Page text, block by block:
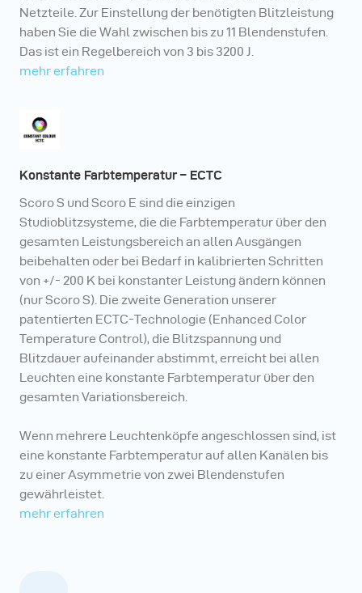
Netzteile. Zur Einstellung der benötigten Blitzleistung
haben Sie die Wahl zwischen bis zu 11 Blendenstufen.
Das ist ein Regelbereich von 3 bis 3200 J.
mehr erfahren
Konstante Farbtemperatur – ECTC
Scoro S und Scoro E sind die einzigen
Studioblitzsysteme, die die Farbtemperatur über den
gesamten Leistungsbereich an allen Ausgängen
beibehalten oder bei Bedarf in kalibrierten Schritten
von +/- 200 K bei konstanter Leistung ändern können
(nur Scoro S). Die zweite Generation unserer
patentierten ECTC-Technologie (Enhanced Color
Temperature Control), die Blitzspannung und
Blitzdauer aufeinander abstimmt, erreicht bei allen
Leuchten eine konstante Farbtemperatur über den
gesamten Variationsbereich.
Wenn mehrere Leuchtenköpfe angeschlossen sind, ist
eine konstante Farbtemperatur auf allen Kanälen bis
zu einer Asymmetrie von zwei Blendenstufen
gewährleistet.
mehr erfahren